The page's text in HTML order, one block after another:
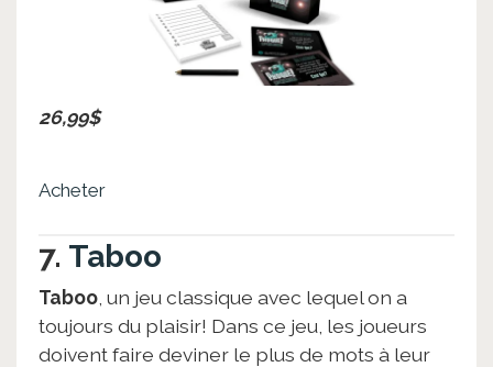
26,99$
Acheter
7. Taboo
Taboo , un jeu classique avec lequel on a
toujours du plaisir! Dans ce jeu, les joueurs
doivent faire deviner le plus de mots à leur